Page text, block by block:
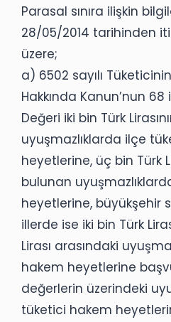
Parasal sınıra ilişkin
28/05/2014 tarihinden
üzere;
a) 6502 sayılı
Hakkında Kanun’nun
Değeri iki bin Türk
uyuşmazlıklarda ilçe
heyetlerine, üç bin Türk
bulunan
heyetlerine, büyükşehir
illerde ise iki bin Türk
Lirası arasındaki
hakem heyetlerine
değerlerin üzerindeki
tüketici hakem